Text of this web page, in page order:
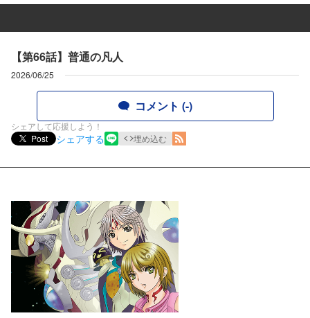
【第66話】普通の凡人
2026/06/25
コメント (-)
シェアして応援しよう！
Post
シェアする 埋め込む